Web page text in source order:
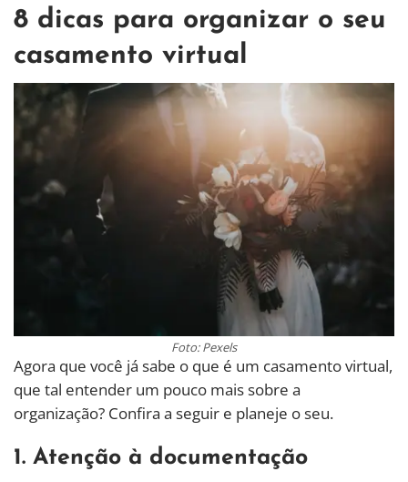
8 dicas para organizar o seu
casamento virtual
Foto: Pexels
Agora que você já sabe o que é um casamento virtual,
que tal entender um pouco mais sobre a
organização? Confira a seguir e planeje o seu.
1. Atenção à documentação